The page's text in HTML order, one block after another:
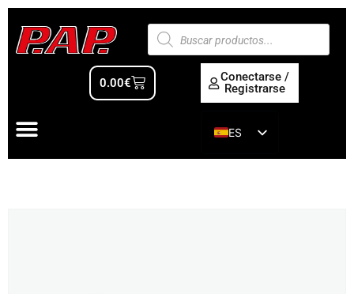
0.00€
Conectarse /
Registrarse
ES
EN